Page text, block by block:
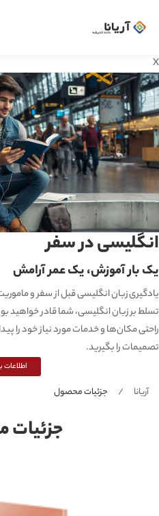
X
انگلیسی در سفر
یک بار آموزش، یک عمر آرامش
یادگیری زبان انگلیسی قبل از سفر و
تسلط بر زبان انگلیسی، شما قادر خواهید
راحتی مکان‌ها و خدمات مورد نیاز خود را
تصمیمات را بگیرید.
اطلاعات
آریانا جزئیات محصول